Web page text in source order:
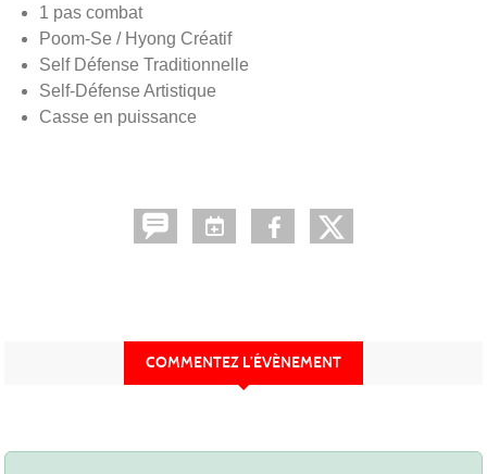
1 pas combat
Poom-Se / Hyong Créatif
Self Défense Traditionnelle
Self-Défense Artistique
Casse en puissance
COMMENTEZ L’ÉVÈNEMENT